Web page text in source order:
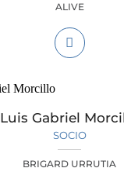
ALIVE
Luis Gabriel
SOCIO
BRIGARD URRUTIA